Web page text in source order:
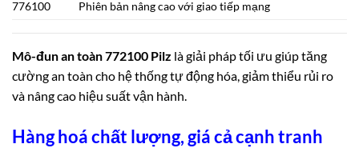
776100
Phiên bản nâng cao với giao tiếp mạng
Mô-đun an toàn 772100 Pilz là giải pháp tối ưu giúp tăng
cường an toàn cho hệ thống tự động hóa, giảm thiểu rủi ro
và nâng cao hiệu suất vận hành.
Hàng hoá chất lượng, giá cả cạnh tranh